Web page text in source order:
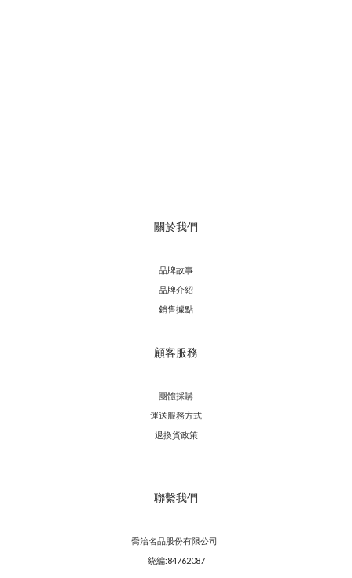
關於我們
品牌故事
品牌介紹
銷售據點
顧客服務
團體採購
運送服務方式
退換貨政策
聯繫我們
喬治名品股份有限公司
統編:84762087